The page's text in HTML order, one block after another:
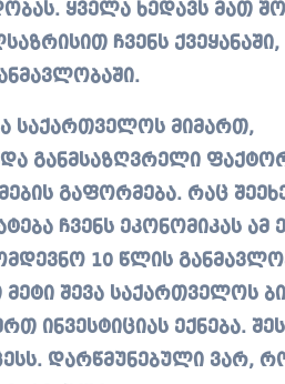
ყველა ხედავს მათ
ჩვენს ქვეყანაში,
საქართველოს მიმართ,
განმსაზღვრელი
გაფორმება. რაც
ჩვენს ეკონომიკას ამ
10 წლის
შევა საქართველოს
ინვესტიციას ექნება.
დარწმუნებული ვარ,